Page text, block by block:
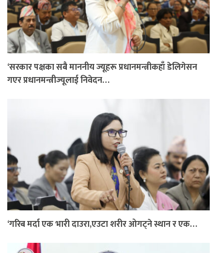
‘सरकार पक्षका सबै माननीय ज्यूहरू प्रधानमन्त्रीकहाँ डेलिगेसन
गएर प्रधानमन्त्रीज्यूलाई निवेदन…
‘गरिब मर्दा एक भारी दाउरा,एउटा शरीर ओगट्ने स्थान र एक…